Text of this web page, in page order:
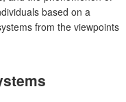
based on a
from the viewpoints